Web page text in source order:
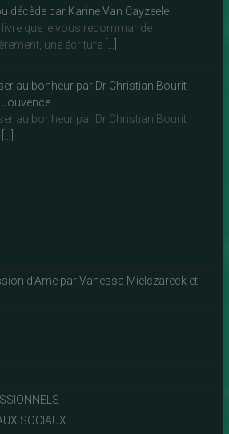
décède par Karine Van Cayzeele
que je vous recommande
une écriture
au bonheur par Dr Christian Bourit
au bonheur par Dr Christian Bourit
d’Ame par Vanessa Mielczareck et
SOCIAUX